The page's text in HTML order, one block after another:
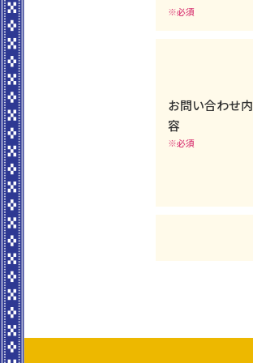
※必須
お問い合わせ内
容
※必須